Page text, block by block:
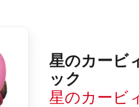
星のカービ
ック
星のカービ